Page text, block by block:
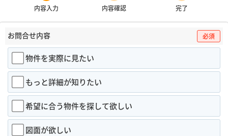
内容入力
内容確認
完了
お問合せ内容 必須
物件を実際に見たい
もっと詳細が知りたい
希望に合う物件を探して欲しい
図面が欲しい